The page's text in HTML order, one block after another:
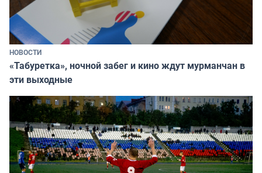
НОВОСТИ
«Табуретка», ночной забег и кино ждут мурманчан в
эти выходные